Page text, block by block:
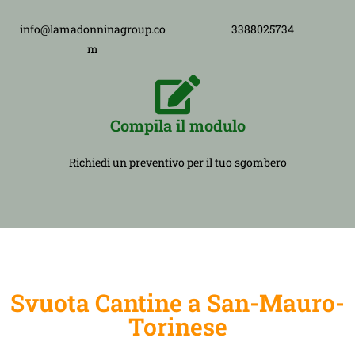
info@lamadonninagroup.co
m
3388025734
Compila il modulo
Richiedi un preventivo per il tuo sgombero
Svuota Cantine a San-Mauro-
Torinese